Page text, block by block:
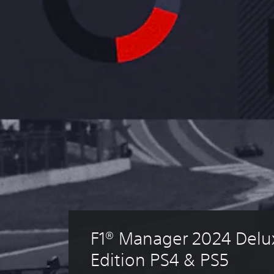
F1® Manager 2024
Edition PS4 & PS5